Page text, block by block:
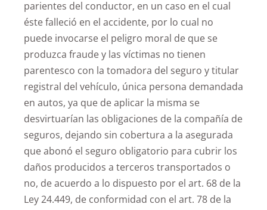
parientes del conductor, en un caso en el cual
éste falleció en el accidente, por lo cual no
puede invocarse el peligro moral de que se
produzca fraude y las víctimas no tienen
parentesco con la tomadora del seguro y titular
registral del vehículo, única persona demandada
en autos, ya que de aplicar la misma se
desvirtuarían las obligaciones de la compañía de
seguros, dejando sin cobertura a la asegurada
que abonó el seguro obligatorio para cubrir los
daños producidos a terceros transportados o
no, de acuerdo a lo dispuesto por el art. 68 de la
Ley 24.449, de conformidad con el art. 78 de la